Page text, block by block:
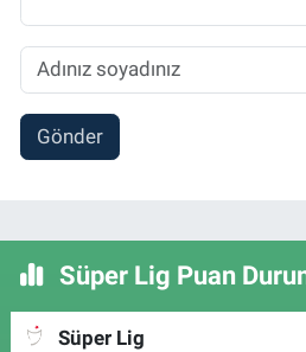
Gönder
Süper Lig Puan
Süper Lig